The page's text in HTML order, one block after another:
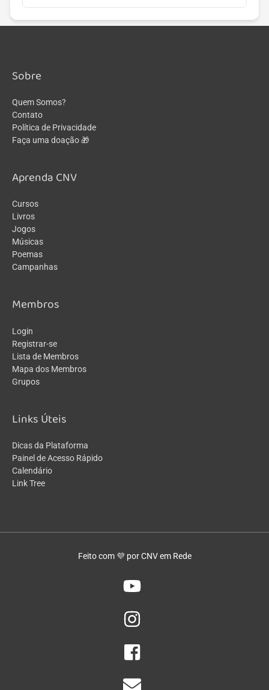
Sobre
Quem Somos?
Contato
Política de Privacidade
Faça uma doação 🎁
Aprenda CNV
Cursos
Livros
Jogos
Músicas
Poemas
Campanhas
Membros
Login
Registrar-se
Lista de Membros
Mapa dos Membros
Grupos
Links Úteis
Dicas da Plataforma
Painel de Acesso Rápido
Calendário
Link Tree
Feito com 💜 por CNV em Rede